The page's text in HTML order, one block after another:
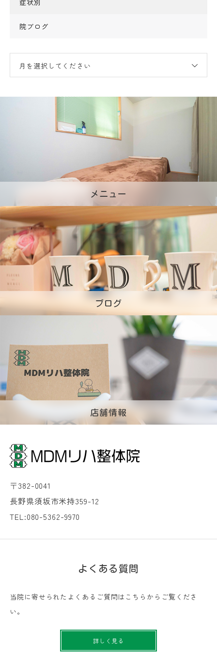
症状別
院ブログ
月を選択してください
メニュー
ブログ
店舗情報
〒382-0041
長野県須坂市米持359-12
TEL:080-5362-9970
よくある質問
当院に寄せられたよくあるご質問はこちらからご覧くださ
い。
詳しく見る